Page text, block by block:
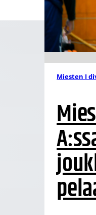
Miesten I